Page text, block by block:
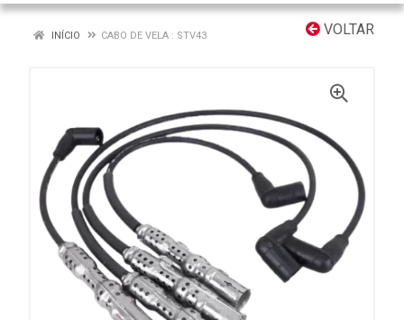
VOLTAR
INÍCIO CABO DE VELA : STV43